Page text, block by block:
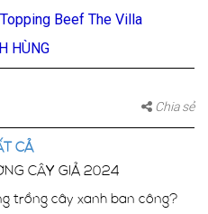
Beef The Villa
HÙNG
Chia sẻ
CẢ
CÂY GIẢ 2024
trồng cây xanh ban công?